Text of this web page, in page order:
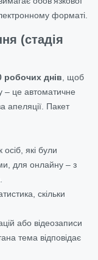
форматі.
(стадія
робочих днів , щоб
– це автоматичне
апеляції. Пакет
які були
для онлайну – з
скільки
або відеозаписи
тема відповідає